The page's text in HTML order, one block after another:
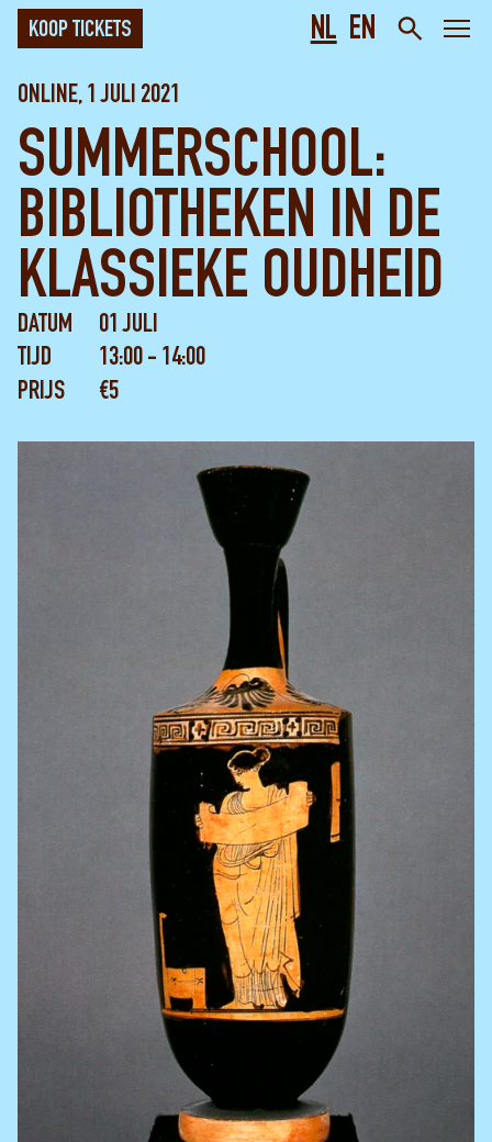
NL EN
KOOP TICKETS
ONLINE, 1 JULI 2021
SUMMERSCHOOL:
BIBLIOTHEKEN IN DE
KLASSIEKE OUDHEID
DATUM
01 JULI
TIJD
13:00 - 14:00
PRIJS
€5